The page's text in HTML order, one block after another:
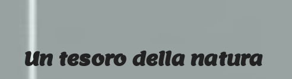
Un tesoro della natura